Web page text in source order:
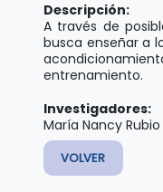
Descripción:
A través de
busca enseñar a
entrenamiento.
Investigadores:
María Nancy
VOLVER